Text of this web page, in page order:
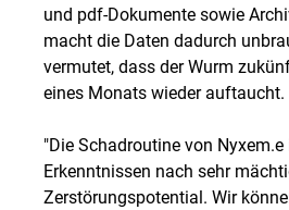
und pdf-Dokumente sowie
macht die Daten dadurch
vermutet, dass der Wurm
eines Monats wieder auftaucht.
"Die Schadroutine von Nyxem.e
Erkenntnissen nach sehr
Zerstörungspotential. Wir